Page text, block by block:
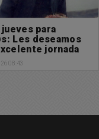
billetera
a
de Sofía Magali
18:20